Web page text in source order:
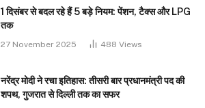
1 दिसंबर से बदल रहे हैं 5 बड़े नियम: पेंशन, टैक्स और LPG
तक
27 November 2025 488 Views
नरेंद्र मोदी ने रचा इतिहास: तीसरी बार प्रधानमंत्री पद की
शपथ, गुजरात से दिल्ली तक का सफर